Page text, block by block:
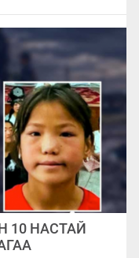
10 НАСТАЙ